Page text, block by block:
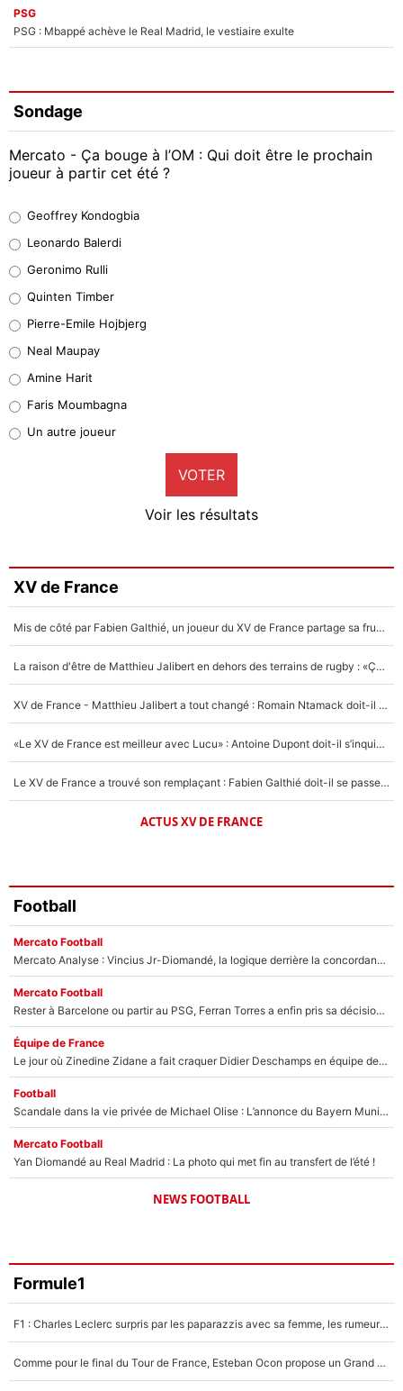
PSG
PSG : Mbappé achève le Real Madrid, le vestiaire exulte
Sondage
Mercato - Ça bouge à l’OM : Qui doit être le prochain
joueur à partir cet été ?
38%
32%
5%
1%
9%
Faris Moumbagna
5%
Un autre joueur
5%
Geoffrey Kondogbia
Leonardo Balerdi
Geronimo Rulli
Quinten Timber
Pierre-Emile Hojbjerg
Neal Maupay
Amine Harit
Faris Moumbagna
Un autre joueur
VOTER
Voir les résultats
XV de France
Mis de côté par Fabien Galthié, un joueur du XV de France partage sa frustration : «ils ne me l’ont pas dit tout de suite»
La raison d'être de Matthieu Jalibert en dehors des terrains de rugby : «Ça m'atteint autant que si tu touches à un membre de ma famille»
XV de France - Matthieu Jalibert a tout changé : Romain Ntamack doit-il s’inquiéter pour sa place à un an de la Coupe du monde ?
«Le XV de France est meilleur avec Lucu» : Antoine Dupont doit-il s’inquiéter pour sa place ?
Le XV de France a trouvé son remplaçant : Fabien Galthié doit-il se passer d'Antoine Dupont ?
ACTUS XV DE FRANCE
Football
Mercato Football
Mercato Analyse : Vincius Jr-Diomandé, la logique derrière la concordance des temps
Mercato Football
Rester à Barcelone ou partir au PSG, Ferran Torres a enfin pris sa décision : La course contre la montre est lancée !
Équipe de France
Le jour où Zinedine Zidane a fait craquer Didier Deschamps en équipe de France : «Je m’en suis voulu», l’ancien sélectionneur a regretté son geste !
Football
Scandale dans la vie privée de Michael Olise : L’annonce du Bayern Munich sur son enfant caché
Mercato Football
Yan Diomandé au Real Madrid : La photo qui met fin au transfert de l’été !
NEWS FOOTBALL
Formule1
F1 : Charles Leclerc surpris par les paparazzis avec sa femme, les rumeurs étaient vraies !
Comme pour le final du Tour de France, Esteban Ocon propose un Grand Prix de Formule 1 à Paris : «Autour de l’Arc de Triomphe, ce serait génial» !